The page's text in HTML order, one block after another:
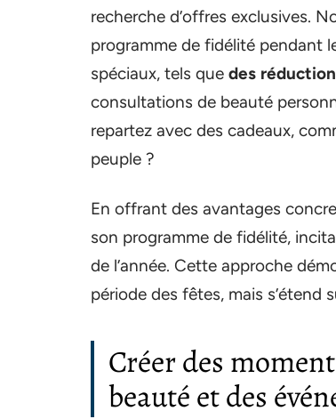
recherche d’offres exclusives.
programme de fidélité pendant
spéciaux, tels que des
consultations de beauté
repartez avec des cadeaux,
peuple ?
En offrant des avantages
son programme de fidélité,
de l’année. Cette approche
période des fêtes, mais s’étend
Créer des
beauté et des